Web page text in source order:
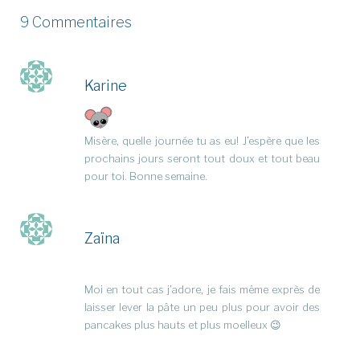
9 Commentaires
Karine
Misère, quelle journée tu as eu! J’espère que les
prochains jours seront tout doux et tout beau
pour toi. Bonne semaine.
Zaïna
Moi en tout cas j’adore, je fais même exprès de
laisser lever la pâte un peu plus pour avoir des
pancakes plus hauts et plus moelleux 😉